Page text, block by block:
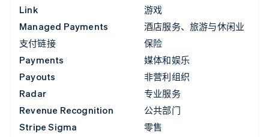
Link
Managed Payments
支付链接
Payments
Payouts
Radar
Revenue Recognition
Stripe Sigma
游戏
酒店服务、旅游与休闲业
保险
媒体和娱乐
非营利组织
专业服务
公共部门
零售